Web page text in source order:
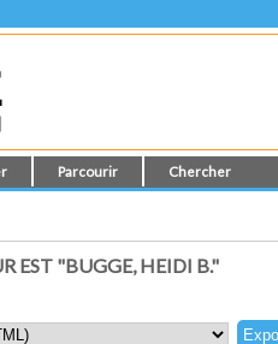
Parcourir Chercher
EST "BUGGE, HEIDI B."